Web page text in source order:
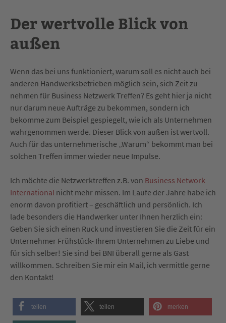
Der wertvolle Blick von
außen
Wenn das bei uns funktioniert, warum soll es nicht auch bei
anderen Handwerksbetrieben möglich sein, sich Zeit zu
nehmen für Business Netzwerk Treffen? Es geht hier ja nicht
nur darum neue Aufträge zu bekommen, sondern ich
bekomme zum Beispiel gespiegelt, wie ich als Unternehmen
wahrgenommen werde. Dieser Blick von außen ist wertvoll.
Auch für das unternehmerische „Warum“ bekommt man bei
solchen Treffen immer wieder neue Impulse.
Ich möchte die Netzwerktreffen z.B. von Business Network
International nicht mehr missen. Im Laufe der Jahre habe ich
enorm davon profitiert – geschäftlich und persönlich. Ich
lade besonders die Handwerker unter Ihnen herzlich ein:
Geben Sie sich einen Ruck und investieren Sie die Zeit für ein
Unternehmer Frühstück- Ihrem Unternehmen zu Liebe und
für sich selber! Sie sind bei BNI überall gerne als Gast
willkommen. Schreiben Sie mir ein Mail, ich vermittle gerne
den Kontakt!
teilen teilen merken